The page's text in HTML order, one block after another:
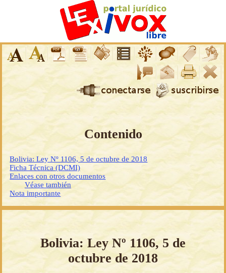
Contenido
Bolivia: Ley Nº 1106, 5 de octubre de 2018
Ficha Técnica (DCMI)
Enlaces con otros documentos
Véase también
Nota importante
Bolivia: Ley Nº 1106, 5 de
octubre de 2018